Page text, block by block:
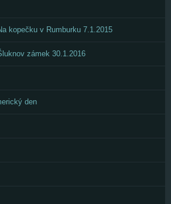
kopečku v Rumburku 7.1.2015
zámek 30.1.2016
den